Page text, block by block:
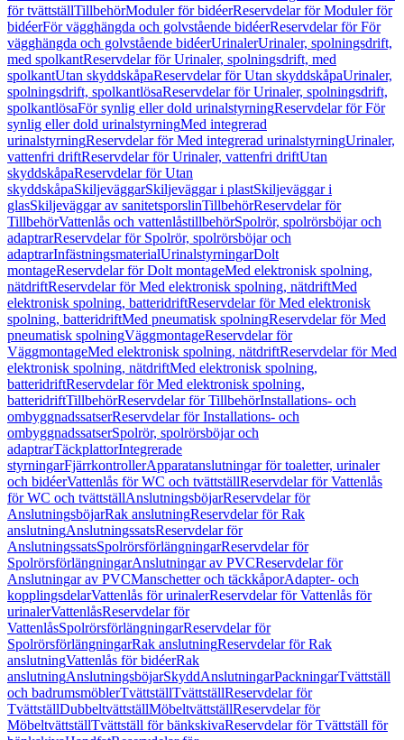
för tvättställTillbehörModuler för bidéerReservdelar för Moduler för
bidéerFör vägghängda och golvstående bidéerReservdelar för För
vägghängda och golvstående bidéerUrinalerUrinaler, spolningsdrift,
med spolkantReservdelar för Urinaler, spolningsdrift, med
spolkantUtan skyddskåpaReservdelar för Utan skyddskåpaUrinaler,
spolningsdrift, spolkantlösaReservdelar för Urinaler, spolningsdrift,
spolkantlösaFör synlig eller dold urinalstyrningReservdelar för För
synlig eller dold urinalstyrningMed integrerad
urinalstyrningReservdelar för Med integrerad urinalstyrningUrinaler,
vattenfri driftReservdelar för Urinaler, vattenfri driftUtan
skyddskåpaReservdelar för Utan
skyddskåpaSkiljeväggarSkiljeväggar i plastSkiljeväggar i
glasSkiljeväggar av sanitetsporslinTillbehörReservdelar för
TillbehörVattenlås och vattenlåstillbehörSpolrör, spolrörsböjar och
adaptrarReservdelar för Spolrör, spolrörsböjar och
adaptrarInfästningsmaterialUrinalstyrningarDolt
montageReservdelar för Dolt montageMed elektronisk spolning,
nätdriftReservdelar för Med elektronisk spolning, nätdriftMed
elektronisk spolning, batteridriftReservdelar för Med elektronisk
spolning, batteridriftMed pneumatisk spolningReservdelar för Med
pneumatisk spolningVäggmontageReservdelar för
VäggmontageMed elektronisk spolning, nätdriftReservdelar för Med
elektronisk spolning, nätdriftMed elektronisk spolning,
batteridriftReservdelar för Med elektronisk spolning,
batteridriftTillbehörReservdelar för TillbehörInstallations- och
ombyggnadssatserReservdelar för Installations- och
ombyggnadssatserSpolrör, spolrörsböjar och
adaptrarTäckplattorIntegrerade
styrningarFjärrkontrollerApparatanslutningar för toaletter, urinaler
och bidéerVattenlås för WC och tvättställReservdelar för Vattenlås
för WC och tvättställAnslutningsböjarReservdelar för
AnslutningsböjarRak anslutningReservdelar för Rak
anslutningAnslutningssatsReservdelar för
AnslutningssatsSpolrörsförlängningarReservdelar för
SpolrörsförlängningarAnslutningar av PVCReservdelar för
Anslutningar av PVCManschetter och täckkåporAdapter- och
kopplingsdelarVattenlås för urinalerReservdelar för Vattenlås för
urinalerVattenlåsReservdelar för
VattenlåsSpolrörsförlängningarReservdelar för
SpolrörsförlängningarRak anslutningReservdelar för Rak
anslutningVattenlås för bidéerRak
anslutningAnslutningsböjarSkyddAnslutningarPackningarTvättställ
och badrumsmöblerTvättställTvättställReservdelar för
TvättställDubbeltvättställMöbeltvättställReservdelar för
MöbeltvättställTvättställ för bänkskivaReservdelar för Tvättställ för